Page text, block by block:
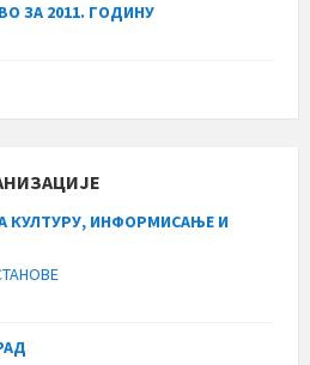
ЗА 2011. ГОДИНУ
КУЛТУРУ, ИНФОРМИСАЊЕ И